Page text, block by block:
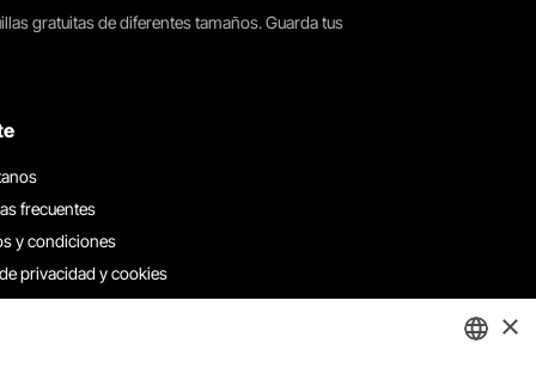
gratuitas de diferentes tamaños. Guarda tus
frecuentes
y condiciones
privacidad y cookies
nosotros
×